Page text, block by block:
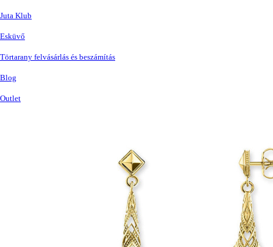
Juta Klub
Esküvő
Törtarany felvásárlás és beszámítás
Blog
Outlet